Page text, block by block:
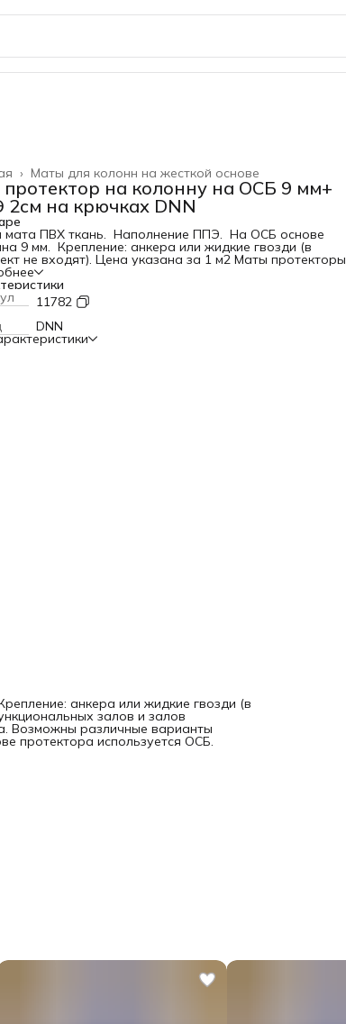
Маты для колонн на жесткой основе
›
на колонну на ОСБ 9 мм+
на крючках DNN
мата ПВХ ткань. Наполнение ППЭ. На ОСБ основе
9 мм. Крепление: анкера или жидкие гвозди (в
не входят). Цена указана за 1 м2 Маты протекторы
залов и залов единоборств.
в соответствии с требованиями заказчика.
различные варианты крепления к стене. Материал
оговаривается. Как правило в основе протектора
ОСБ. Применяемые материалы набивки: ППЭ.
11782
DNN
анкера или жидкие гвозди (в
залов и залов
Возможны различные варианты
протектора используется ОСБ.